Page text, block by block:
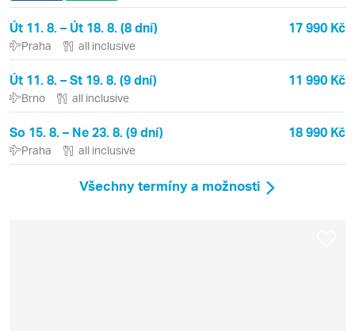
Út 11. 8. – Út 18. 8. (8 dní) 17 990 Kč
Praha all inclusive
Út 11. 8. – St 19. 8. (9 dní) 11 990 Kč
Brno all inclusive
So 15. 8. – Ne 23. 8. (9 dní) 18 990 Kč
Praha all inclusive
Všechny termíny a možnosti